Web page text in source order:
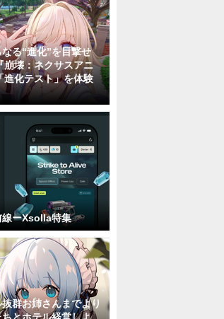
る“進化”を目撃せ
壊：ネクサスアニ
化テスト」を体験
線ーXsolla特集
群お姉さんまでより